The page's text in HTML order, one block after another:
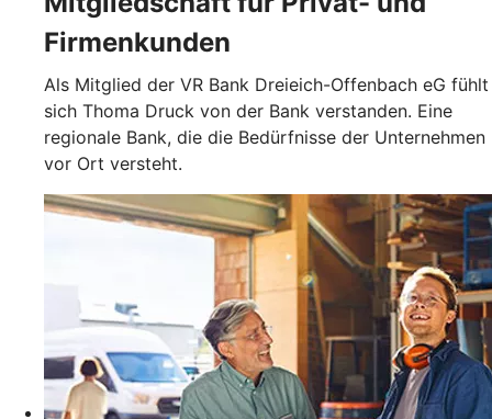
Firmenkunden
Als Mitglied der VR Bank Dreieich-Offenbach eG fühlt
sich Thoma Druck von der Bank verstanden. Eine
regionale Bank, die die Bedürfnisse der Unternehmen
vor Ort versteht.